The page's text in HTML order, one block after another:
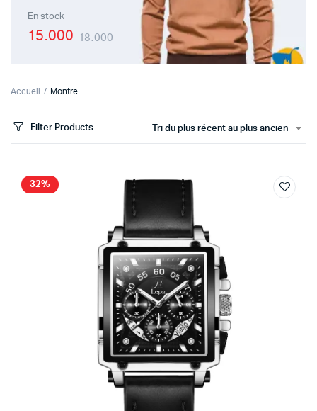
En stock
18.000
15.000
Accueil Montre
Filter Products Tri du plus récent au plus ancien
32%